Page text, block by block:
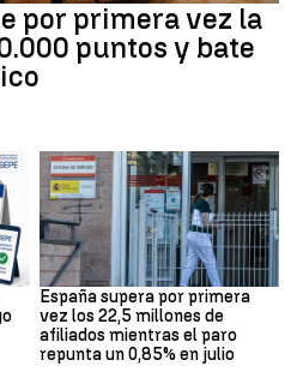
por primera vez la
puntos y bate
Datos Empleo
España supera por primera
vez los 22,5 millones de
afiliados mientras el paro
repunta un 0,85% en julio